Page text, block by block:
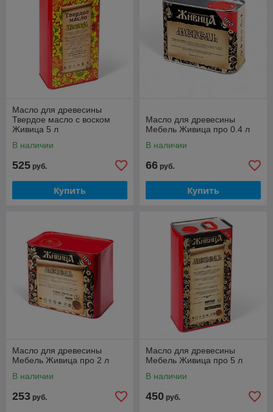
Масло для древесины
Твердое масло с воском
Живица 5 л
В наличии
525 руб.
Купить
Масло для древесины
Мебель Живица про 0.4 л
В наличии
66 руб.
Купить
Масло для древесины
Мебель Живица про 2 л
В наличии
253 руб.
Масло для древесины
Мебель Живица про 5 л
В наличии
450 руб.